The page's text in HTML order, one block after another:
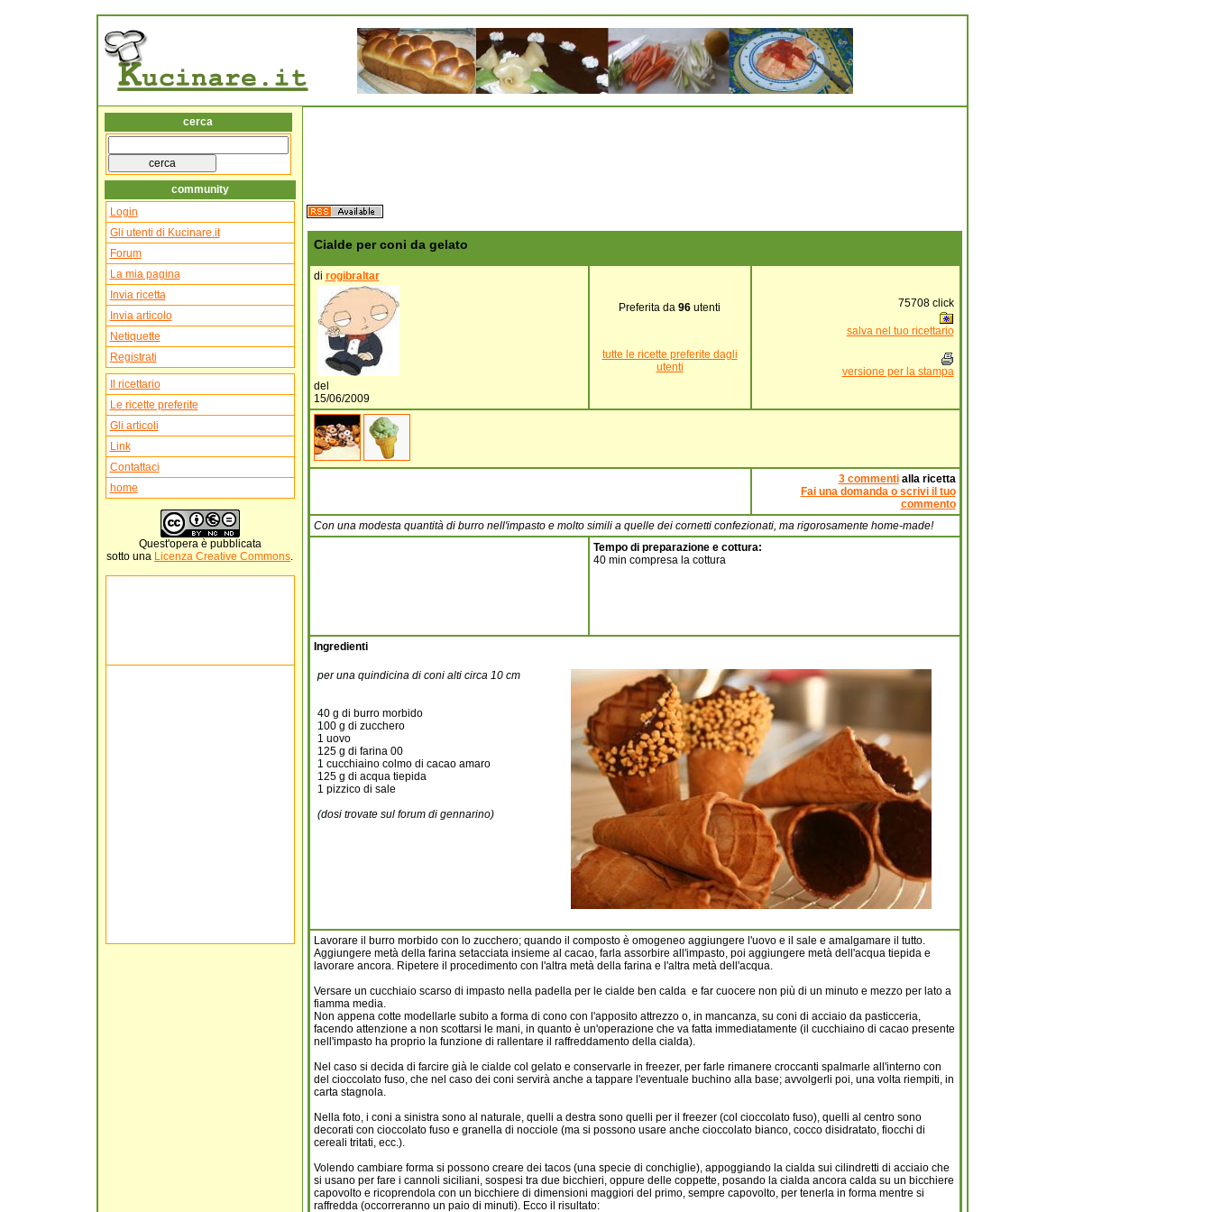
cerca
community
Login
Gli utenti di Kucinare.it
Forum
La mia pagina
Invia ricetta
Invia articolo
Netiquette
Registrati
Il ricettario
Le ricette preferite
Gli articoli
Link
Contattaci
home
Quest'operaè pubblicata
sotto una Licenza Creative Commons.
Cialde per coni da gelato
di rogibraltar
del
15/06/2009
Preferita da 96 utenti
tutte le ricette preferite dagli
utenti
75708click
salva nel tuo ricettario
versione per la stampa
3 commentialla ricetta
Fai una domanda o scrivi il tuo
commento
Con una modesta quantità di burro nell'impasto e molto simili a quelle dei cornetti confezionati, ma rigorosamente home-made!
Tempo di preparazione e cottura:
40 min compresa la cottura
Ingredienti
per una quindicina di coni alti circa 10 cm
40 g di burro morbido
100 g di zucchero
1 uovo
125 g di farina 00
1 cucchiaino colmo di cacao amaro
125 g di acqua tiepida
1 pizzico di sale
(dosi trovate sul forum di gennarino)
Lavorare il burro morbido con lo zucchero; quando il composto è omogeneo aggiungere l'uovo e il sale e amalgamare il tutto.
Aggiungere metà della farina setacciata insieme al cacao, farla assorbire all'impasto, poi aggiungere metà dell'acqua tiepida e
lavorare ancora. Ripetere il procedimento con l'altra metà della farina e l'altra metà dell'acqua.
Versare un cucchiaio scarso di impasto nella padella per le cialde ben calda e far cuocere non più di un minuto e mezzo per lato a
fiamma media.
Non appena cotte modellarle subito a forma di cono con l'apposito attrezzo o, in mancanza, su coni di acciaio da pasticceria,
facendo attenzione a non scottarsi le mani, in quanto è un'operazione che va fatta immediatamente (il cucchiaino di cacao presente
nell'impasto ha proprio la funzione di rallentare il raffreddamento della cialda).
Nel caso si decida di farcire già le cialde col gelato e conservarle in freezer, per farle rimanere croccanti spalmarle all'interno con
del cioccolato fuso, che nel caso dei coni servirà anche a tappare l'eventuale buchino alla base; avvolgerli poi, una volta riempiti, in
carta stagnola.
Nella foto, i coni a sinistra sono al naturale, quelli a destra sono quelli per il freezer (col cioccolato fuso), quelli al centro sono
decorati con cioccolato fuso e granella di nocciole (ma si possono usare anche cioccolato bianco, cocco disidratato, fiocchi di
cereali tritati, ecc.).
Volendo cambiare forma si possono creare dei tacos (una specie di conchiglie), appoggiando la cialda sui cilindretti di acciaio che
si usano per fare i cannoli siciliani, sospesi tra due bicchieri, oppure delle coppette, posando la cialda ancora calda su un bicchiere
capovolto e ricoprendola con un bicchiere di dimensioni maggiori del primo, sempre capovolto, per tenerla in forma mentre si
raffredda (occorreranno un paio di minuti). Ecco il risultato: